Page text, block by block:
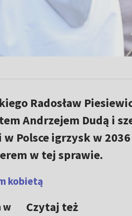
Radosław
Andrzejem Dudą i
Polsce igrzysk w
w tej sprawie.
kobietą
Czytaj też
w